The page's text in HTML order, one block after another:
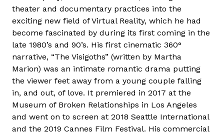
theater and documentary practices into the
exciting new field of Virtual Reality, which he had
become fascinated by during its first coming in the
late 1980’s and 90’s. His first cinematic 360°
narrative, “The Visigoths” (written by Martha
Marion) was an intimate romantic drama putting
the viewer feet away from a young couple falling
in, and out, of love. It premiered in 2017 at the
Museum of Broken Relationships in Los Angeles
and went on to screen at 2018 Seattle International
and the 2019 Cannes Film Festival. His commercial